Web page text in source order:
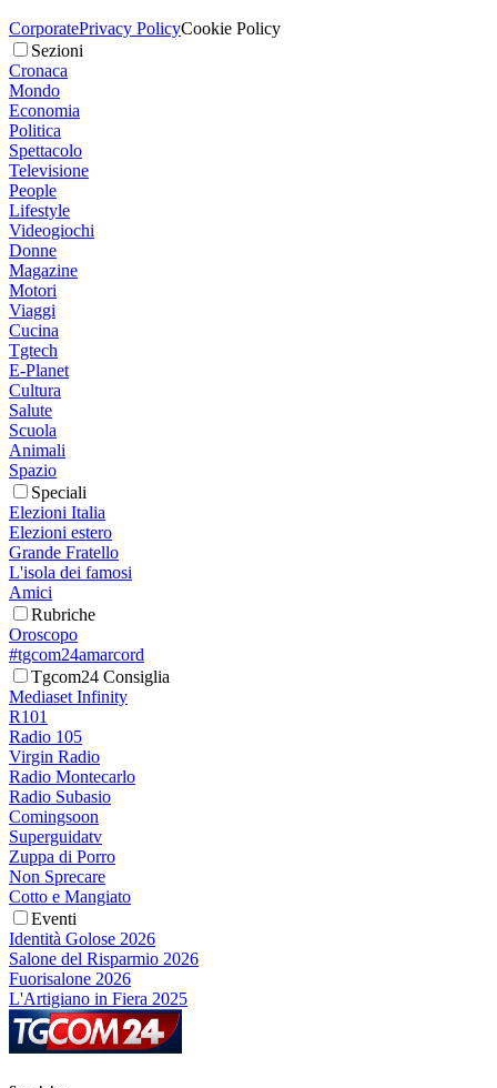
CorporatePrivacy PolicyCookie Policy
Sezioni
Cronaca
Mondo
Economia
Politica
Spettacolo
Televisione
People
Lifestyle
Videogiochi
Donne
Magazine
Motori
Viaggi
Cucina
Tgtech
E-Planet
Cultura
Salute
Scuola
Animali
Spazio
Speciali
Elezioni Italia
Elezioni estero
Grande Fratello
L'isola dei famosi
Amici
Rubriche
Oroscopo
#tgcom24amarcord
Tgcom24 Consiglia
Mediaset Infinity
R101
Radio 105
Virgin Radio
Radio Montecarlo
Radio Subasio
Comingsoon
Superguidatv
Zuppa di Porro
Non Sprecare
Cotto e Mangiato
Eventi
Identità Golose 2026
Salone del Risparmio 2026
Fuorisalone 2026
L'Artigiano in Fiera 2025